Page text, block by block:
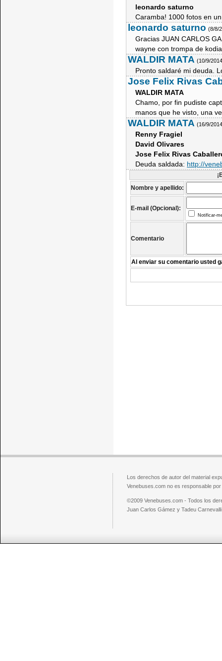
leonardo saturno
Caramba! 1000 fotos en
leonardo saturno (8/8/
Gracias JUAN CARLOS
wayne con trompa de
WALDIR MATA (10/9/
Pronto saldaré mi deuda.
Jose Felix Rivas
WALDIR MATA
Chamo, por fin pudiste
manos que he visto, una
WALDIR MATA (16/9/
Renny Fragiel
David Olivares
Jose Felix Rivas
Deuda saldada: http://
Nombre y apellido:
E-mail (Opcional):
Notificar-
Comentario
Al enviar su comentario usted
Los derechos de autor del material
Venebuses.com no es responsable
©2009 Venebuses.com - Todos los
Juan Carlos Gámez y Tadeu Carnevalli